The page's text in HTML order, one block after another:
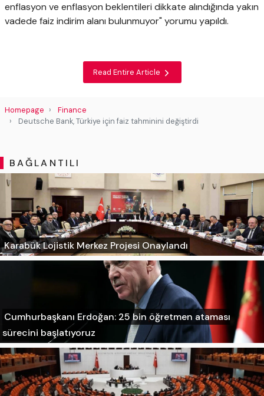
enflasyon ve enflasyon beklentileri dikkate alındığında yakın
vadede faiz indirim alanı bulunmuyor" yorumu yapıldı.
Read Entire Article
Homepage
Finance
Deutsche Bank, Türkiye için faiz tahminini değiştirdi
BAĞLANTILI
Karabük Lojistik Merkez Projesi Onaylandı
Cumhurbaşkanı Erdoğan: 25 bin öğretmen ataması
sürecini başlatıyoruz